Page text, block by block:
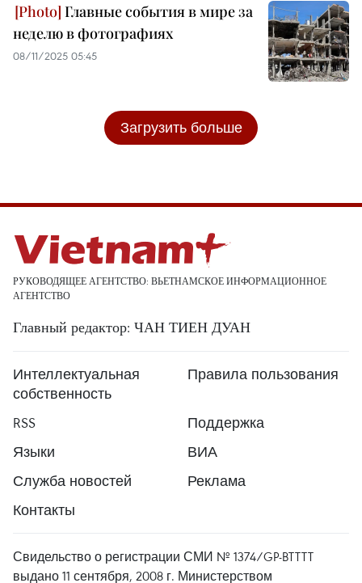
Главные события в мире за
неделю в фотографиях
08/11/2025 05:45
Загрузить больше
РУКОВОДЯЩЕЕ АГЕНТСТВО: ВЬЕТНАМСКОЕ ИНФОРМАЦИОННОЕ
АГЕНТСТВО
Главный редактор: ЧАН ТИЕН ДУАН
Интеллектуальная
собственность
Правила пользования
RSS
Поддержка
Языки
ВИА
Служба новостей
Реклама
Контакты
Свидельство о регистрации СМИ № 1374/GP-BTTTT
выдано 11 сентября, 2008 г. Министерством